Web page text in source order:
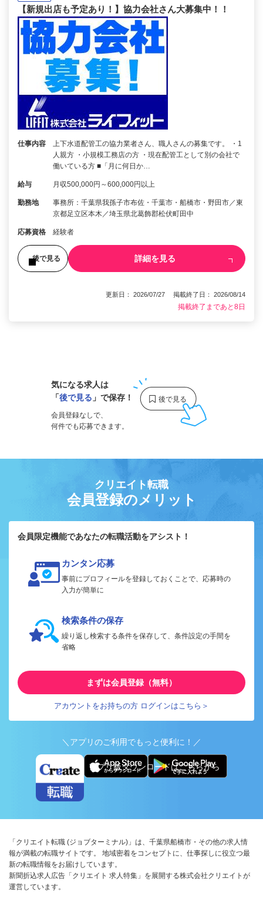
【新規出店も予定あり！】協力会社さん大募集中！！
仕事内容
上下水道配管工の協力業者さん、職人さんの募集です。 ・1
人親方 ・小規模工務店の方 ・現在配管工として別の会社で
働いている方 ■「月に何日か…
給与 月収500,000円～600,000円以上
勤務地
事務所：千葉県我孫子市布佐・千葉市・船橋市・野田市／東
京都足立区本木／埼玉県北葛飾郡松伏町田中
応募資格 経験者
後で見る 詳細を見る
更新日： 2026/07/27 掲載終了日： 2026/08/14
掲載終了まであと8日
気になる求人は
「後で見る 」で保存！
会員登録なしで、
何件でも応募できます。
クリエイト転職
会員登録のメリット
会員限定機能であなたの転職活動をアシスト！
カンタン応募
事前にプロフィールを登録しておくことで、応募時の
入力が簡単に
検索条件の保存
繰り返し検索する条件を保存して、条件設定の手間を
省略
まずは会員登録（無料）
アカウントをお持ちの方 ログインはこちら＞
＼アプリのご利用でもっと便利に！／
アプリ版ダウンロードはこちらから
「クリエイト転職 (ジョブターミナル)」は、千葉県船橋市・その他の求人情
報が満載の転職サイトです。 地域密着をコンセプトに、仕事探しに役立つ最
新の転職情報をお届けしています。
新聞折込求人広告「クリエイト 求人特集」を展開する株式会社クリエイトが
運営しています。